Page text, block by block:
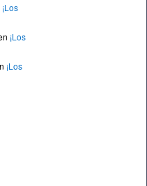
¡Los
¡Los
¡Los